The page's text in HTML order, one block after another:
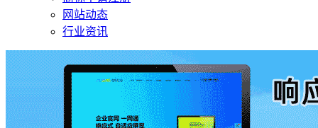
网站动态
行业资讯